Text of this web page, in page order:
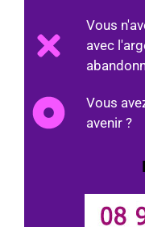
Vous
avec
Vous
avenir ?